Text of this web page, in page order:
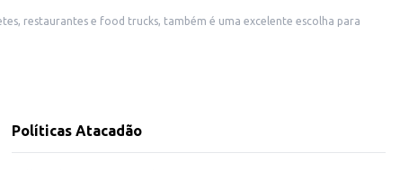
restaurantes e food trucks, também é uma excelente escolha para
qualidade e sabor em suas receitas.
Políticas Atacadão